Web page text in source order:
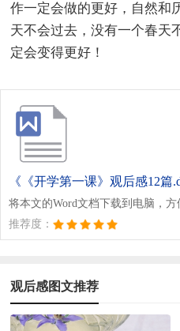
作一定会做的更好，自然和
天不会过去，没有一个春天
定会变得更好！
《《开学第一课》观后感12篇
将本文的Word文档下载到电脑，
推荐度：
观后感图文推荐